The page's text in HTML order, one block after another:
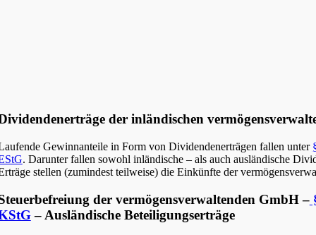
der inländischen
Gewinnanteile in Form von Dividendenerträgen fallen unter
. Darunter fallen sowohl inländische – als auch ausländische
stellen (zumindest teilweise) die Einkünfte der
der vermögensverwaltenden GmbH –
– Ausländische Beteiligungserträge